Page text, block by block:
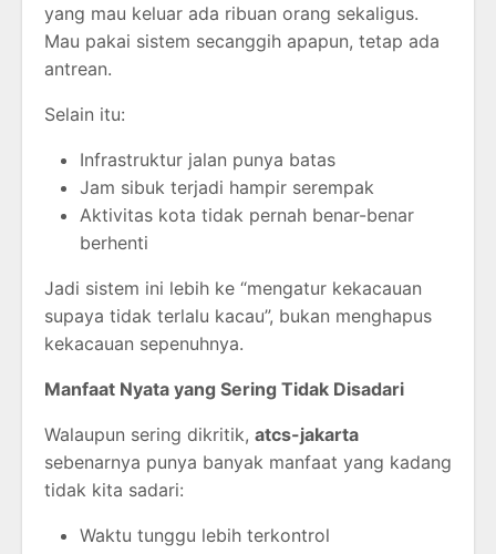
yang mau keluar ada ribuan orang sekaligus.
Mau pakai sistem secanggih apapun, tetap ada
antrean.
Selain itu:
Infrastruktur jalan punya batas
Jam sibuk terjadi hampir serempak
Aktivitas kota tidak pernah benar-benar
berhenti
Jadi sistem ini lebih ke “mengatur kekacauan
supaya tidak terlalu kacau”, bukan menghapus
kekacauan sepenuhnya.
Manfaat Nyata yang Sering Tidak Disadari
Walaupun sering dikritik, atcs-jakarta
sebenarnya punya banyak manfaat yang kadang
tidak kita sadari:
Waktu tunggu lebih terkontrol